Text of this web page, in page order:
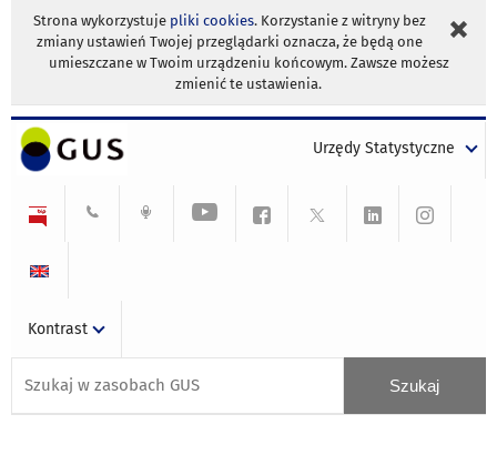
Strona wykorzystuje pliki cookies. Korzystanie z witryny bez
zmiany ustawień Twojej przeglądarki oznacza, że będą one
umieszczane w Twoim urządzeniu końcowym. Zawsze możesz
zmienić te ustawienia.
Urzędy Statystyczne
Kontrast